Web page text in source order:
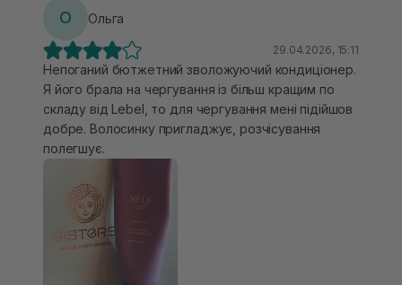
волосинку),гарно лежить,наче спадає. Для
О Ольга
29.04.2026, 15:11
Непоганий бютжетний зволожуючий кондиціонер.
Я його брала на чергування із більш кращим по
складу від Lebel, то для чергування мені підійшов
добре. Волосинку пригладжує, розчісування
полегшує.